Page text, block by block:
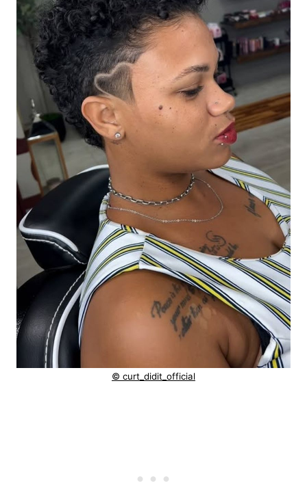
© curt_didit_official